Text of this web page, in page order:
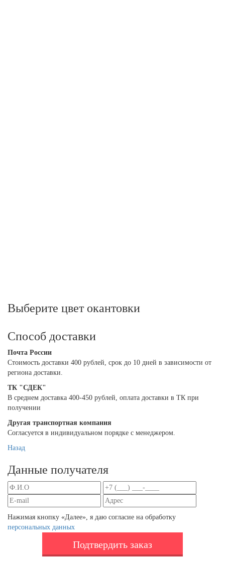
Выберите цвет окантовки
Способ доставки
Почта России
Cтоимость доставки 400 рублей, срок до 10 дней в зависимости от
региона доставки.
ТК "СДЕК"
В среднем доставка 400-450 рублей, оплата доставки в ТК при
получении
Другая транспортная компания
Согласуется в индивидуальном порядке с менеджером.
Назад
Данные получателя
Нажимая кнопку «Далее», я даю согласие на обработку
персональных данных
Подтвердить заказ